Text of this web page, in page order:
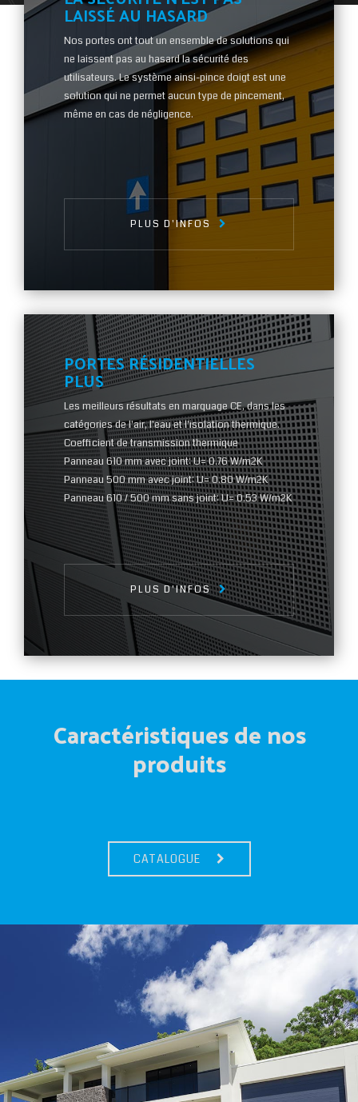
LAISSÉ AU HASARD
Nos portes ont tout un ensemble de solutions qui
ne laissent pas au hasard la sécurité des
utilisateurs. Le système ainsi-pince doigt est une
solution qui ne permet aucun type de pincement,
même en cas de négligence.
PLUS D'INFOS
PORTES RÉSIDENTIELLES
PLUS
Les meilleurs résultats en marquage CE, dans les
catégories de l'air, l'eau et l'isolation thermique.
Coefficient de transmission thermique
Panneau 610 mm avec joint: U= 0.76 W/m2K
Panneau 500 mm avec joint: U= 0.80 W/m2K
Panneau 610 / 500 mm sans joint: U= 0.53 W/m2K
PLUS D'INFOS
Caractéristiques de nos
produits
CATALOGUE